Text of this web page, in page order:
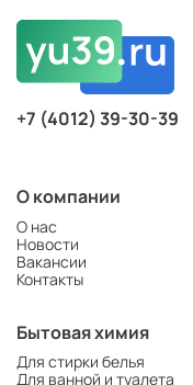
+7 (4012) 39-30-39
О компании
О нас
Новости
Вакансии
Контакты
Бытовая химия
Для стирки белья
Для ванной и туалета